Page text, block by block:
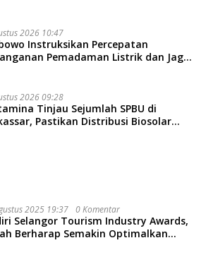
2026 10:47
Instruksikan Percepatan
Pemadaman Listrik dan Jaga
2026 09:28
Tinjau Sejumlah SPBU di
Pastikan Distribusi Biosolar
2025 19:37 0 Komentar
Selangor Tourism Industry Awards,
Berharap Semakin Optimalkan